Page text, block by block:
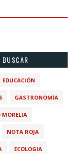
BUSCAR
EDUCACIÓN
GASTRONOMÍA
MORELIA
NOTA ROJA
ECOLOGIA